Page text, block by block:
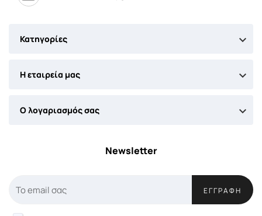
Κατηγορίες 
Η εταιρεία μας 
Ο λογαριασμός σας 
Newsletter
ΕΓΓΡΑΦΉ